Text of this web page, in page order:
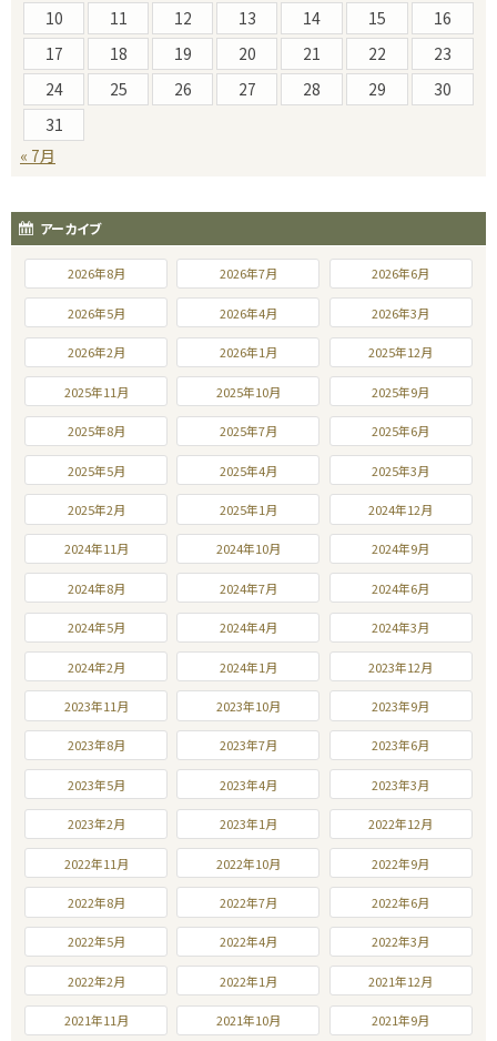
10 11 12 13 14 15
16
17
18 19 20 21 22
23
24
25 26 27 28 29
30
31
« 7月
アーカイブ
2026年8月 2026年7月 2026年6月
2026年5月 2026年4月 2026年3月
2026年2月 2026年1月 2025年12月
2025年11月 2025年10月 2025年9月
2025年8月 2025年7月 2025年6月
2025年5月 2025年4月 2025年3月
2025年2月 2025年1月 2024年12月
2024年11月 2024年10月 2024年9月
2024年8月 2024年7月 2024年6月
2024年5月 2024年4月 2024年3月
2024年2月 2024年1月 2023年12月
2023年11月 2023年10月 2023年9月
2023年8月 2023年7月 2023年6月
2023年5月 2023年4月 2023年3月
2023年2月 2023年1月 2022年12月
2022年11月 2022年10月 2022年9月
2022年8月 2022年7月 2022年6月
2022年5月 2022年4月 2022年3月
2022年2月 2022年1月 2021年12月
2021年11月 2021年10月 2021年9月